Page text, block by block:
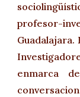
profesor-
Guadalajara.
enmarca